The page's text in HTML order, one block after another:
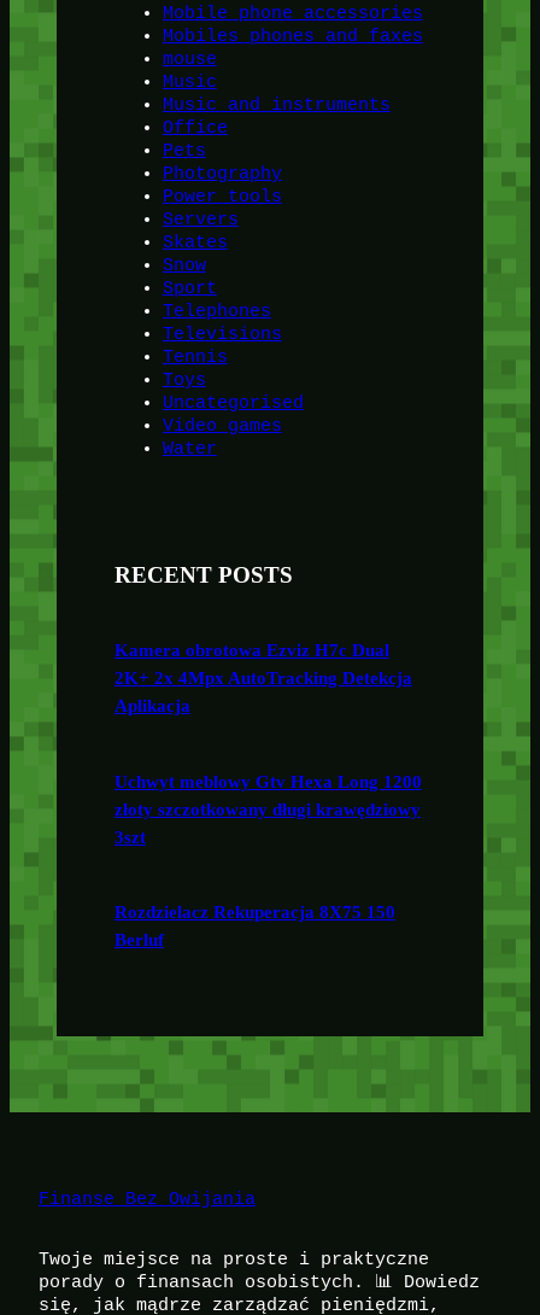
Mobile phone accessories
Mobiles phones and faxes
mouse
Music
Music and instruments
Office
Pets
Photography
Power tools
Servers
Skates
Snow
Sport
Telephones
Televisions
Tennis
Toys
Uncategorised
Video games
Water
RECENT POSTS
Kamera obrotowa Ezviz H7c Dual
2K+ 2x 4Mpx AutoTracking Detekcja
Aplikacja
Uchwyt meblowy Gtv Hexa Long 1200
złoty szczotkowany długi krawędziowy
3szt
Rozdzielacz Rekuperacja 8X75 150
Berluf
Finanse Bez Owijania
Twoje miejsce na proste i praktyczne
porady o finansach osobistych. 📊 Dowiedz
się, jak mądrze zarządzać pieniędzmi,